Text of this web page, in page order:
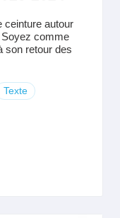
ceinture autour
comme
son retour des
Texte